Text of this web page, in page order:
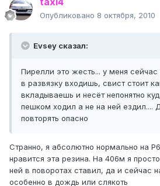
Опубликовано 8 октября, 2010
Evsey сказал:
Пирелли это жесть... у меня
в развязку входишь, свист стоит
вкладываешь и несёт непонятно
пешком ходил а не на ней ездил....
повторять опасно
Странно, я абсолютно нормально на
нравится эта резина. На 406м я
ней в поворотах ставил, да и сейчас
особенно в дождь или слякоть